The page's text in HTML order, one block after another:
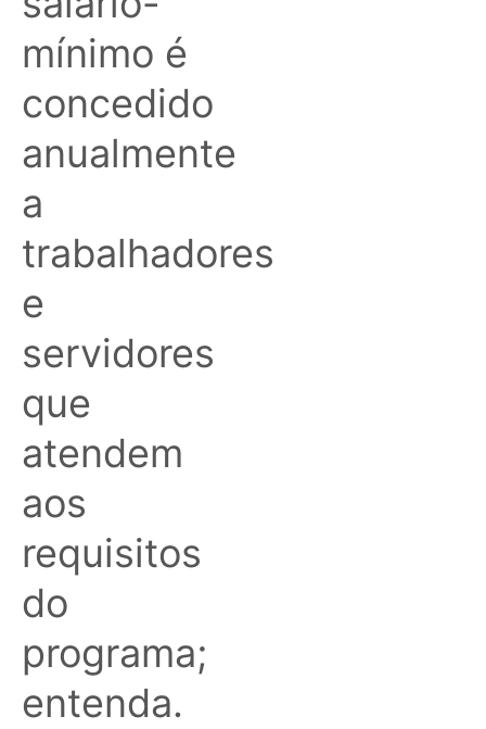
mínimo é
concedido
anualmente
a
trabalhadores
e
servidores
que
atendem
aos
requisitos
do
programa;
entenda.